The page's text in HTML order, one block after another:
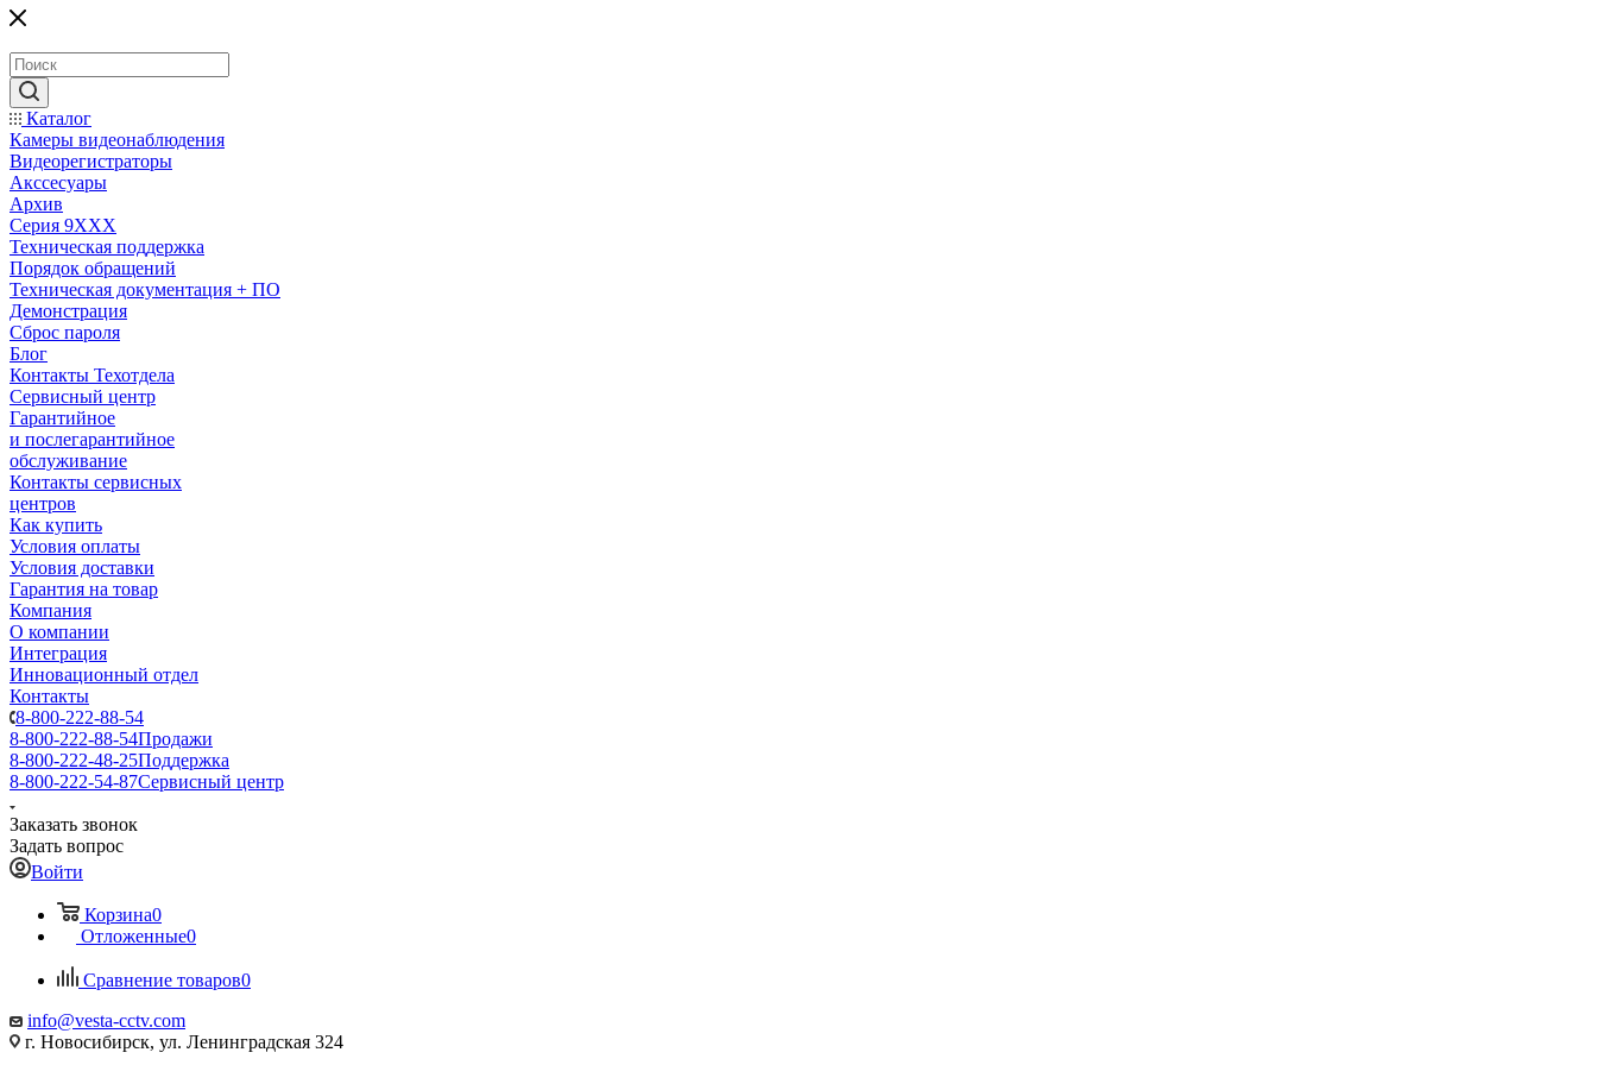
Каталог
Камеры видеонаблюдения
Видеорегистраторы
Акссесуары
Архив
Серия 9XXX
Техническая поддержка
Порядок обращений
Техническая документация + ПО
Демонстрация
Сброс пароля
Блог
Контакты Техотдела
Сервисный центр
Гарантийное
и послегарантийное
обслуживание
Контакты сервисных
центров
Как купить
Условия оплаты
Условия доставки
Гарантия на товар
Компания
О компании
Интеграция
Инновационный отдел
Контакты
8-800-222-88-54
8-800-222-88-54Продажи
8-800-222-48-25Поддержка
8-800-222-54-87Сервисный центр
Заказать звонок
Задать вопрос
Войти
Корзина0
Отложенные0
Сравнение товаров0
info@vesta-cctv.com
г. Новосибирск, ул. Ленинградская 324